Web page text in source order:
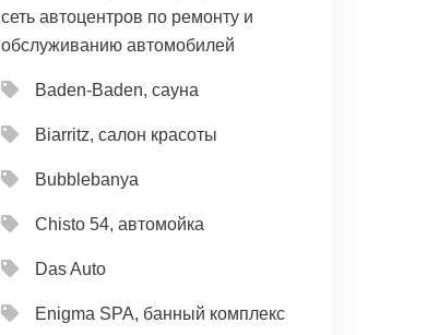
сеть автоцентров по ремонту и
обслуживанию автомобилей
Baden-Baden, сауна
Biarritz, салон красоты
Bubblebanya
Chisto 54, автомойка
Das Auto
Enigma SPA, банный комплекс